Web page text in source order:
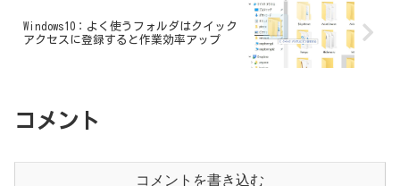
Windows10：よく使うフォルダはクイック
アクセスに登録すると作業効率アップ
コメント
コメントを書き込む